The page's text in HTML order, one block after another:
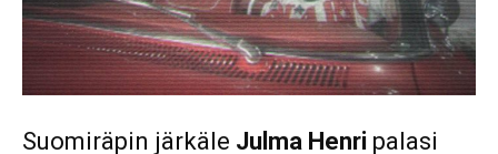
Suomiräpin järkäle Julma Henri palasi